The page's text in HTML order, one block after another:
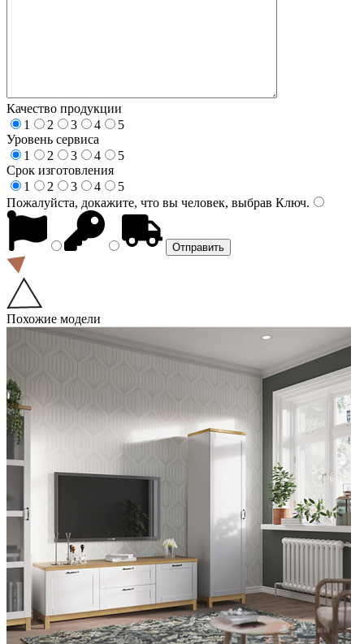
Качество продукции
1
2 3 4
5
Уровень сервиса
1
2 3 4
5
Срок изготовления
1
2 3 4
5
Пожалуйста, докажите, что вы человек, выбрав Ключ.
Похожие модели